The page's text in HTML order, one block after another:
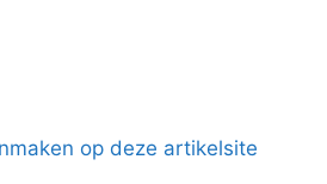
op deze artikelsite